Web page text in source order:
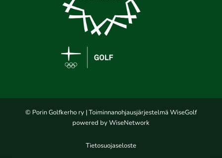
© Porin Golfkerho ry | Toiminnanohjausjärjestelmä WiseGolf
powered by WiseNetwork
Tietosuojaseloste